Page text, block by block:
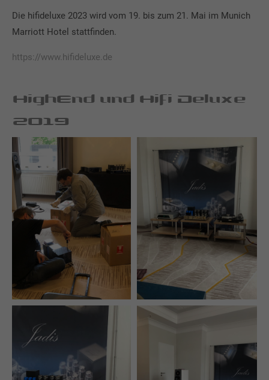
Die hifideluxe 2023 wird vom 19. bis zum 21. Mai im Munich
Marriott Hotel stattfinden.
https://www.hifideluxe.de
HighEnd und Hifi Deluxe
2019